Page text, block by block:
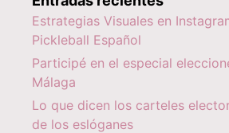
Estrategias Visuales en
Pickleball Español
Participé en el especial
Málaga
Lo que dicen los carteles
de los eslóganes